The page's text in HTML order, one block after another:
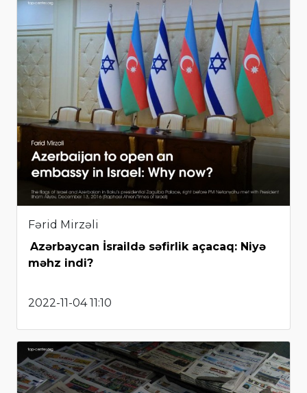
Fərid Mirzəli
Azərbaycan İsraildə səfirlik açacaq: Niyə
məhz indi?
2022-11-04 11:10